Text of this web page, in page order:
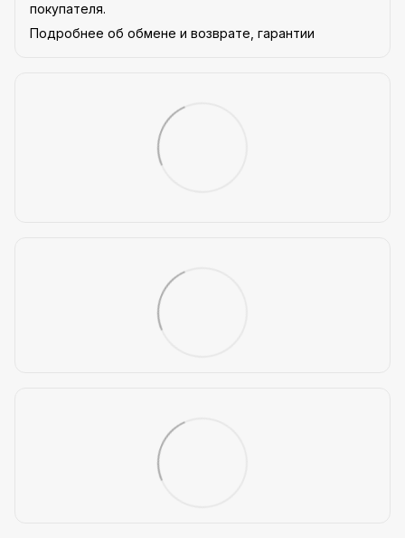
покупателя.
Подробнее об обмене и возврате, гарантии